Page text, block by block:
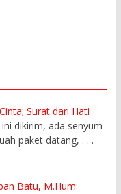
Surat dari Hati
dikirim, ada senyum
paket datang, . . .
Batu, M.Hum: